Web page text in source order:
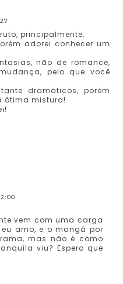
principalmente.
adorei conhecer um
não de romance,
pelo que você
dramáticos, porém
ótima mistura!
vem com uma carga
amo, e o mangá por
mas não é como
viu? Espero que